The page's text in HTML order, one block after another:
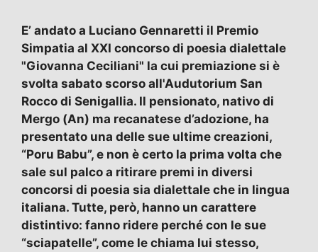
E’ andato a Luciano Gennaretti il Premio
Simpatia al XXI concorso di poesia dialettale
"Giovanna Ceciliani" la cui premiazione si è
svolta sabato scorso all'Audutorium San
Rocco di Senigallia. Il pensionato, nativo di
Mergo (An) ma recanatese d’adozione, ha
presentato una delle sue ultime creazioni,
“Poru Babu”, e non è certo la prima volta che
sale sul palco a ritirare premi in diversi
concorsi di poesia sia dialettale che in lingua
italiana. Tutte, però, hanno un carattere
distintivo: fanno ridere perché con le sue
“sciapatelle”, come le chiama lui stesso,